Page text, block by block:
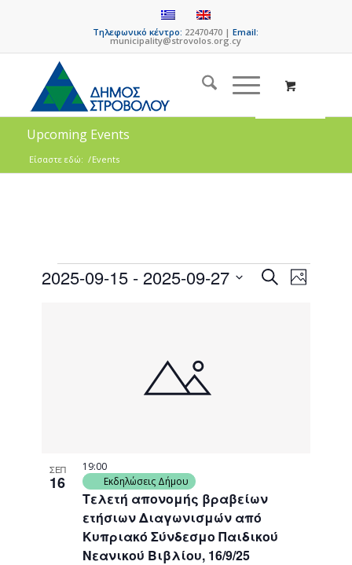
Τηλεφωνικό κέντρο: 22470470 |Email:
municipality@strovolos.org.cy
Upcoming Events
Είσαστε εδώ: /Events
Events
SearchEvent
Views
Photo
2025-09-15 - 2025-09-27
ΣΕΠ
16
Τελετή απονομής βραβείων
ετήσιων Διαγωνισμών από
Κυπριακό Σύνδεσμο Παιδικού
Νεανικού Βιβλίου, 16/9/25
19:00
Εκδηλώσεις Δήμου